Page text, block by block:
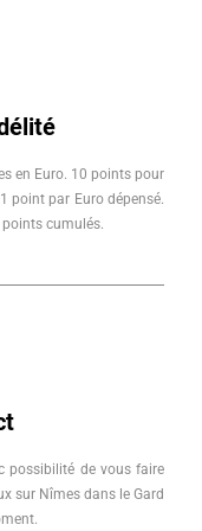
en Euro. 10 points pour
point par Euro dépensé.
cumulés.
possibilité de vous faire
sur Nîmes dans le Gard